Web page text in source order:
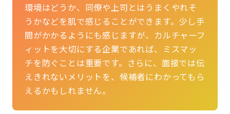
環境はどうか、同僚や上司とはうまくやれそ
うかなどを肌で感じることができます。少し手
間がかかるようにも感じますが、カルチャーフ
ィットを大切にする企業であれば、ミスマッ
チを防ぐことは重要です。さらに、面接では伝
えきれないメリットを、候補者にわかってもら
えるかもしれません。